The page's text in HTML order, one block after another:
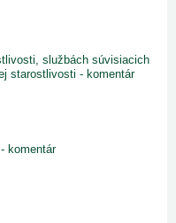
službách súvisiacich
starostlivosti - komentár
komentár